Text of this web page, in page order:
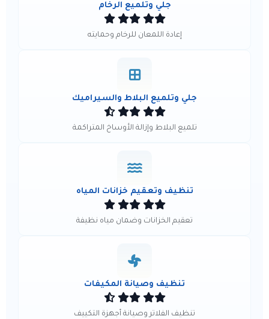
جلي وتلميع الرخام
إعادة اللمعان للرخام وحمايته
جلي وتلميع البلاط والسيراميك
تلميع البلاط وإزالة الأوساخ المتراكمة
تنظيف وتعقيم خزانات المياه
تعقيم الخزانات وضمان مياه نظيفة
تنظيف وصيانة المكيفات
تنظيف الفلاتر وصيانة أجهزة التكييف